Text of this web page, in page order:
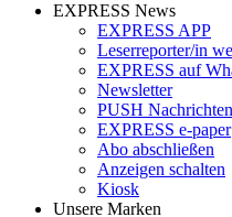
EXPRESS News
EXPRESS APP
Leserreporter/in
EXPRESS auf
Newsletter
PUSH Nachrichten
EXPRESS e-paper
Abo abschließen
Anzeigen schalten
Kiosk
Unsere Marken